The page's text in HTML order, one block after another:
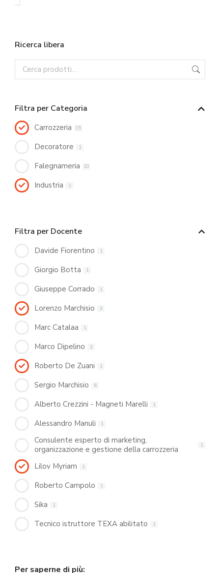
Ricerca libera
Filtra per Categoria
Carrozzeria 15
Decoratore 1
Falegnameria 10
Industria 1
Filtra per Docente
Davide Fiorentino 1
Giorgio Botta 1
Giuseppe Corrado 1
Lorenzo Marchisio 3
Marc Catalaa 1
Marco Dipelino 3
Roberto De Zuani 1
Sergio Marchisio 6
Alberto Crezzini - Magneti Marelli 1
Alessandro Manuli 1
Consulente esperto di marketing,
organizzazione e gestione della carrozzeria
1
Lilov Myriam 1
Roberto Campolo 1
Sika 1
Tecnico istruttore TEXA abilitato 1
Per saperne di più: